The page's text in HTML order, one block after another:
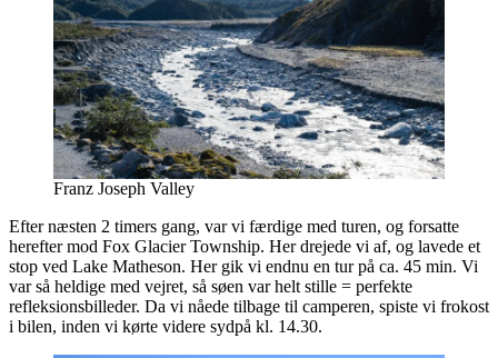
Franz Joseph Valley
Efter næsten 2 timers gang, var vi færdige med turen, og forsatte
herefter mod Fox Glacier Township. Her drejede vi af, og lavede et
stop ved Lake Matheson. Her gik vi endnu en tur på ca. 45 min. Vi
var så heldige med vejret, så søen var helt stille = perfekte
refleksionsbilleder. Da vi nåede tilbage til camperen, spiste vi frokost
i bilen, inden vi kørte videre sydpå kl. 14.30.